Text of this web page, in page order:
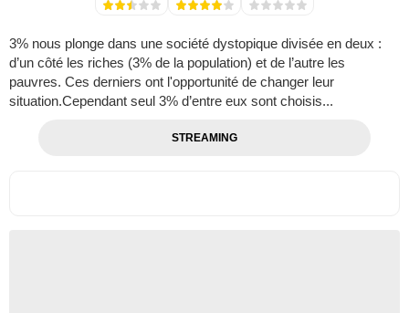
3% nous plonge dans une société dystopique divisée en deux :
d’un côté les riches (3% de la population) et de l’autre les
pauvres. Ces derniers ont l'opportunité de changer leur
situation.Cependant seul 3% d’entre eux sont choisis...
STREAMING